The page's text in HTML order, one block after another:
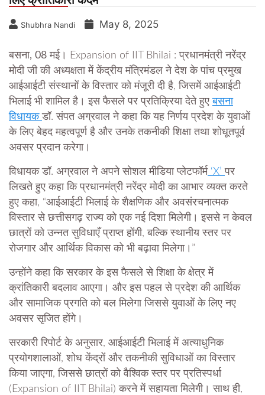
Shubhra Nandi May 8, 2025
बसना, 08 मई।
Expansion of IIT Bhilai : प्रधानमंत्री नरेंद्र
मोदी जी की अध्यक्षता में केंद्रीय मंत्रिमंडल ने देश के पांच प्रमुख
आईआईटी संस्थानों के विस्तार को मंजूरी दी है, जिसमें आईआईटी
भिलाई भी शामिल है। इस फैसले पर प्रतिक्रिया देते हुएबसना
विधायकडॉ. संपत अग्रवाल ने कहा कि यह निर्णय प्रदेश के युवाओं
के लिए बेहद महत्वपूर्ण है और उनके तकनीकी शिक्षा तथा शोधूतपूर्व
अवसर प्रदान करेगा।
विधायक डॉ. अग्रवाल ने अपने सोशल मीडिया प्लेटफॉर्म‘X’पर
लिखते हुए कहा कि प्रधानमंत्री नरेंद्र मोदी का आभार व्यक्त करते
हुए कहा, “आईआईटी भिलाई के शैक्षणिक और अवसंरचनात्मक
विस्तार से छत्तीसगढ़ राज्य को एक नई दिशा मिलेगी। इससे न केवल
छात्रों को उन्नत सुविधाएँ प्राप्त होंगी, बल्कि स्थानीय स्तर पर
रोजगार और आर्थिक विकास को भी बढ़ावा मिलेगा।”
उन्होंने कहा कि सरकार के इस फैसले से शिक्षा के क्षेत्र में
क्रांतिकारी बदलाव आएगा। और इस पहल से प्रदेश की आर्थिक
और सामाजिक प्रगति को बल मिलेगा जिससे युवाओं के लिए नए
अवसर सृजित होंगे।
सरकारी रिपोर्ट के अनुसार, आईआईटी भिलाई में अत्याधुनिक
प्रयोगशालाओं, शोध केंद्रों और तकनीकी सुविधाओं का विस्तार
किया जाएगा, जिससे छात्रों को वैश्विक स्तर पर प्रतिस्पर्धा
(Expansion of IIT Bhilai) करने में सहायता मिलेगी। साथ ही,